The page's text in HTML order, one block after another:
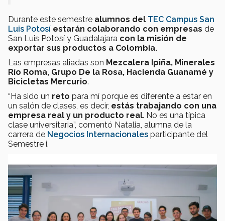
Durante este semestre alumnos del TEC Campus San
Luis Potosí estarán colaborando con empresas de
San Luis Potosí y Guadalajara con la misión de
exportar sus productos a Colombia.
Las empresas aliadas son Mezcalera Ipiña, Minerales
Río Roma, Grupo De la Rosa, Hacienda Guanamé y
Bicicletas Mercurio.
“Ha sido un reto para mí porque es diferente a estar en
un salón de clases, es decir, estás trabajando con una
empresa real y un producto real. No es una típica
clase universitaria”, comentó Natalia, alumna de la
carrera de Negocios Internacionales participante del
Semestre i.